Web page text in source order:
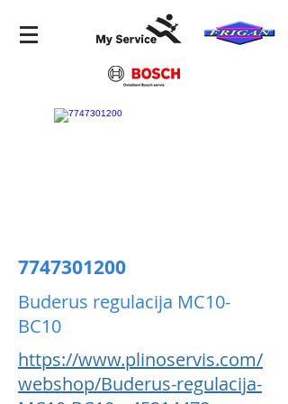
7747301200
Buderus regulacija MC10-
BC10
https://www.plinoservis.com/
webshop/Buderus-regulacija-